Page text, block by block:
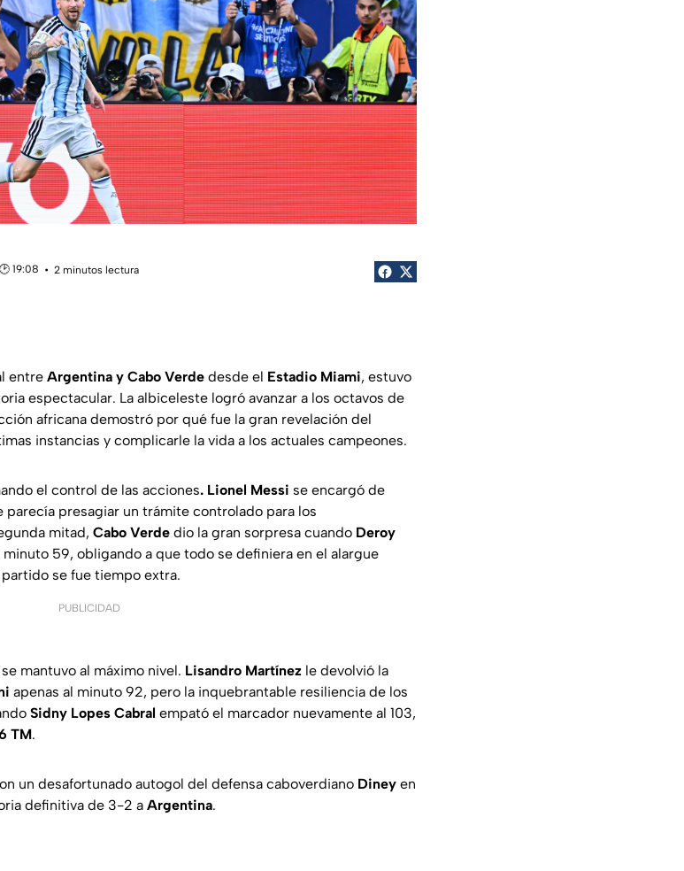
19:08
2 minutos lectura
entre Argentina y Cabo Verde desde el Estadio Miami, estuvo
espectacular. La albiceleste logró avanzar a los octavos de
africana demostró por qué fue la gran revelación del
instancias y complicarle la vida a los actuales campeones.
el control de las acciones. Lionel Messi se encargó de
presagiar un trámite controlado para los
mitad, Cabo Verde dio la gran sorpresa cuando Deroy
59, obligando a que todo se definiera en el alargue
se fue tiempo extra.
PUBLICIDAD
mantuvo al máximo nivel. Lisandro Martínez le devolvió la
apenas al minuto 92, pero la inquebrantable resiliencia de los
Sidny Lopes Cabral empató el marcador nuevamente al 103,
TM.
un desafortunado autogol del defensa caboverdiano Diney en
definitiva de 3-2 a Argentina.